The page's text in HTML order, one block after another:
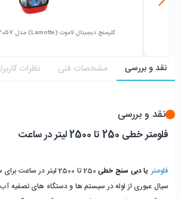
کلرسنج دیجیتال لاموت (Lamotte) مدل Color Q2057
نقد و بررسی مشخصات فنی نظرات
نقد و بررسی
فلومتر خطی 250 تا 2500 لیتر در ساعت
فلومتر یا دبی سنج خطی
250 تا 2500 لیتر در
سیال عبوری از لوله در سیستم ها و دستگاه های تصفیه